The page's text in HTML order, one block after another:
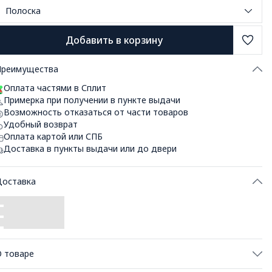
Полоска
Добавить в корзину
Оплата частями в Сплит
Примерка при получении в пункте выдачи
Возможность отказаться от части товаров
Удобный возврат
Оплата картой или СПБ
Доставка в пункты выдачи или до двери
товаре